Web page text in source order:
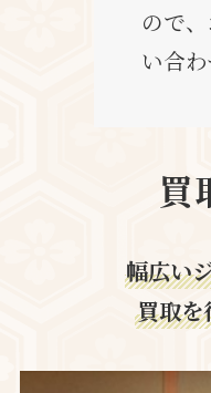
ので
い合わ
買
幅広い
買取を